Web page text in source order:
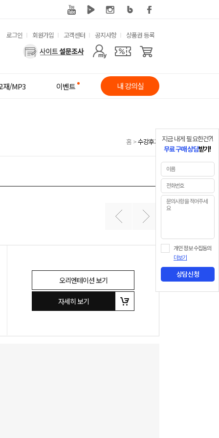
유
메
뉴
로그인 회원가입 고객센터 공지사항 상품권 등록
사
메
재/MP3 이벤트 내 강의실
홈 >수강후기
오리엔테이션 보기
자세히 보기
지금 내게 필요한건?!
무료 구매 상담받기!
개인 정보 수집동의
더보기
상담신청